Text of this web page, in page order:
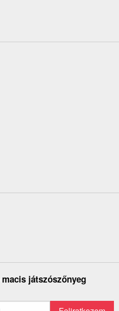
macis játszószőnyeg